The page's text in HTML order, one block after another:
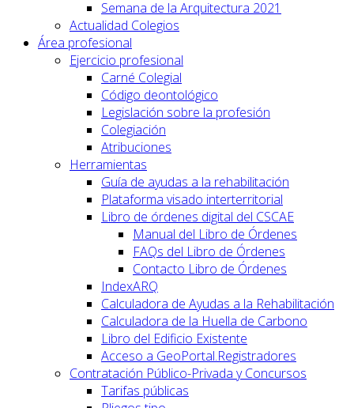
Semana de la Arquitectura 2021
Actualidad Colegios
Área profesional
Ejercicio profesional
Carné Colegial
Código deontológico
Legislación sobre la profesión
Colegiación
Atribuciones
Herramientas
Guía de ayudas a la rehabilitación
Plataforma visado interterritorial
Libro de órdenes digital del CSCAE
Manual del Libro de Órdenes
FAQs del Libro de Órdenes
Contacto Libro de Órdenes
IndexARQ
Calculadora de Ayudas a la Rehabilitación
Calculadora de la Huella de Carbono
Libro del Edificio Existente
Acceso a GeoPortal.Registradores
Contratación Público-Privada y Concursos
Tarifas públicas